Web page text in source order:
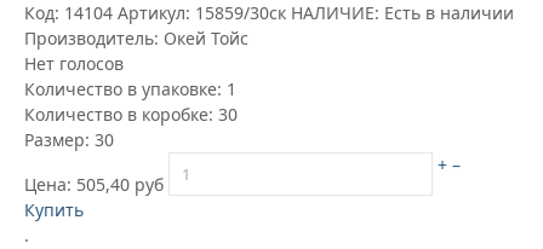
Код: 14104 Артикул: 15859/30ск НАЛИЧИЕ: Есть в наличии
Производитель: Окей Тойс
Нет голосов
Количество в упаковке: 1
Количество в коробке: 30
Размер: 30
Цена: 505,40 руб
+ –
Купить
.